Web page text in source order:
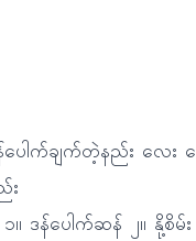
ပေါက်ချက်တဲ့နည်း လေး
း
န်ပေါက်ဆန် ၂။ နို့စိမ်း